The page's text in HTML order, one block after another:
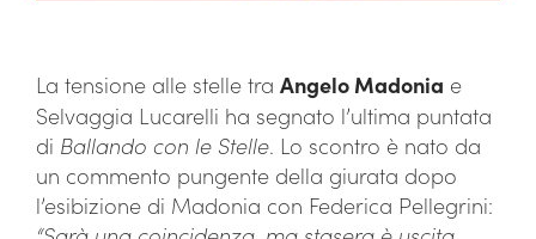
La tensione alle stelle tra Angelo Madonia e
Selvaggia Lucarelli ha segnato l’ultima puntata
di Ballando con le Stelle. Lo scontro è nato da
un commento pungente della giurata dopo
l’esibizione di Madonia con Federica Pellegrini: